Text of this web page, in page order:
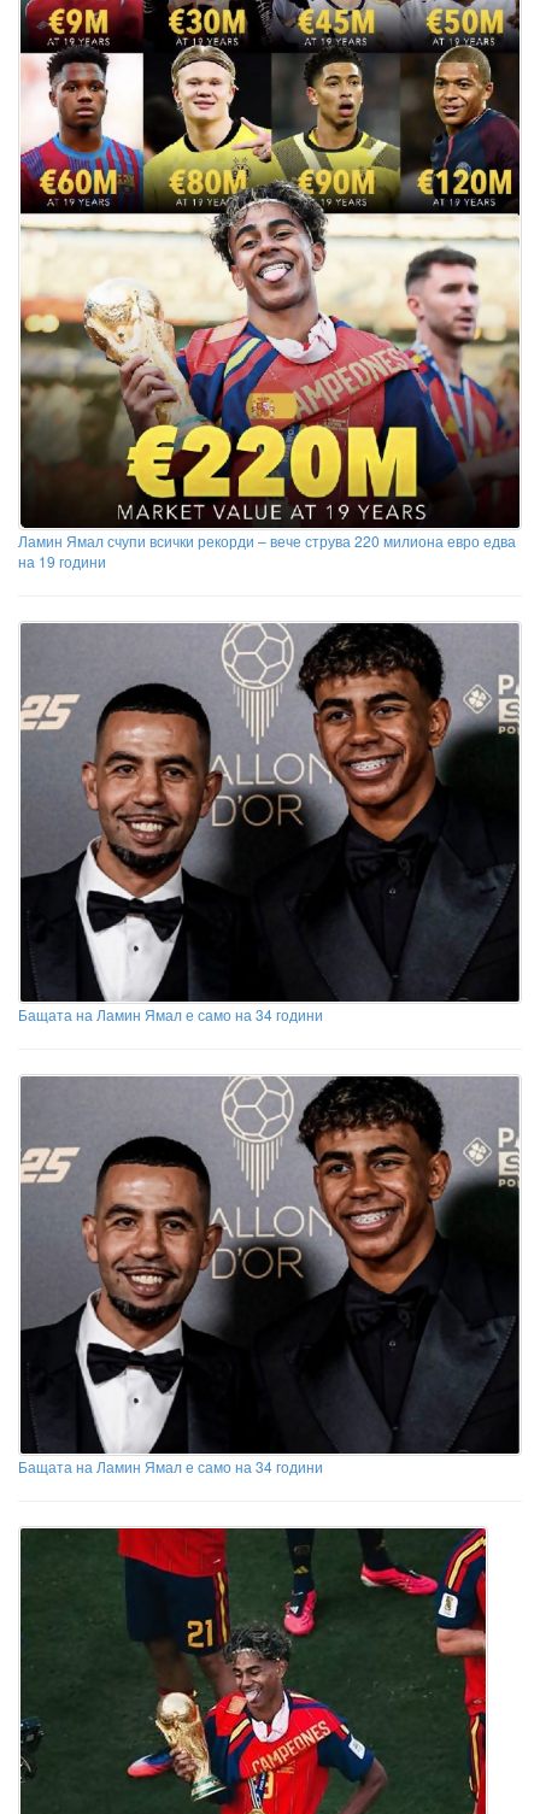
Ламин Ямал счупи всички рекорди – вече струва 220 милиона евро едва
на 19 години
Бащата на Ламин Ямал е само на 34 години
Бащата на Ламин Ямал е само на 34 години